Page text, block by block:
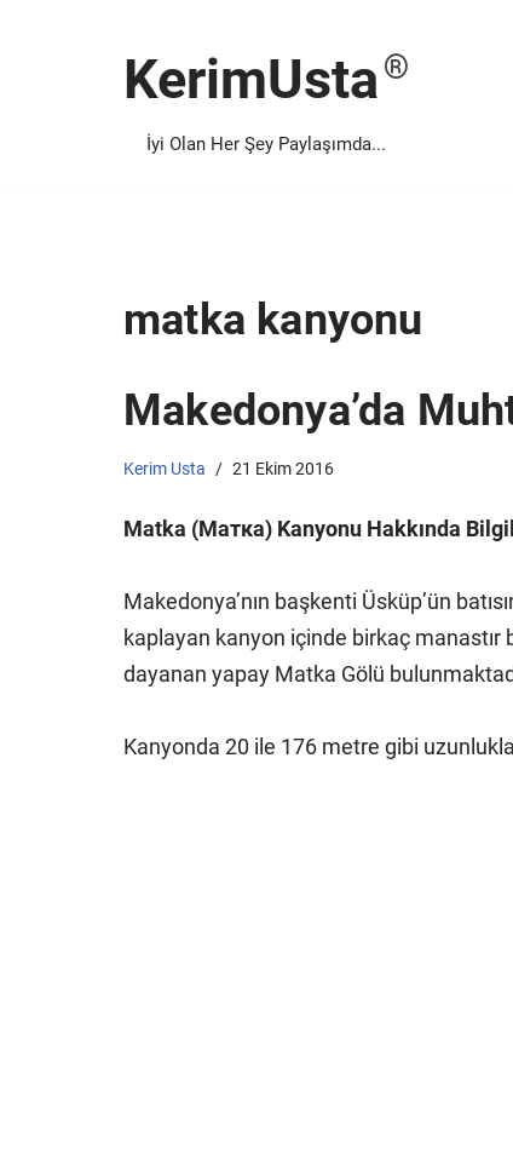
KerimUsta
İyi Olan Her Şey Paylaşımda...
matka kanyonu
Makedonya’da
Kerim Usta 21 Ekim 2016
Matka (Матка) Kanyonu Hakkında
Makedonya’nın başkenti Üsküp’ün
kaplayan kanyon içinde birkaç
dayanan yapay Matka Gölü
Kanyonda 20 ile 176 metre gibi